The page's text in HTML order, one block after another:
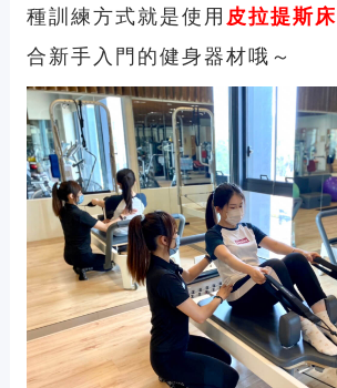
種訓練方式就是使用 皮拉提斯床
合新手入門的健身器材哦～